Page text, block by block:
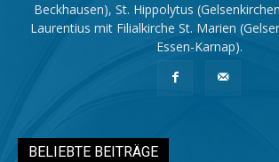
Beckhausen), St. Hippolytus
Laurentius mit Filialkirche St. Marien
Essen-Karnap).
BELIEBTE BEITRÄGE